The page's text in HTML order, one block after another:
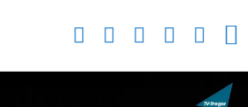
     